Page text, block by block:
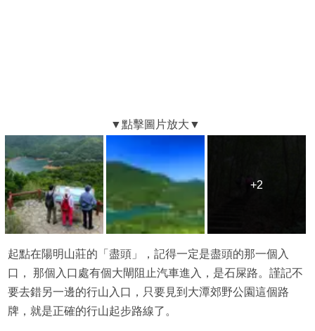
+2
+2
起點在陽明山莊的「盡頭」，記得一定是盡頭的那一個入
口， 那個入口處有個大閘阻止汽車進入，是石屎路。謹記不
要去錯另一邊的行山入口，只要見到大潭郊野公園這個路
牌，就是正確的行山起步路線了。